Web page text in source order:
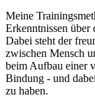
Meine
Erkenntnissen über
Dabei steht der
zwischen Mensch
beim Aufbau einer
Bindung - und
zu haben.